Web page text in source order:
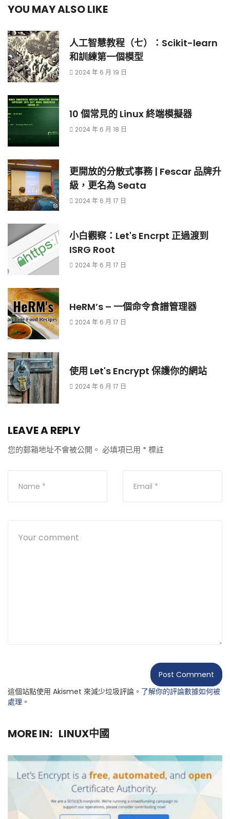
YOU MAY ALSO LIKE
人工智慧教程（七）：Scikit-learn
和訓練第一個模型
2024 年 6 月 19 日
10 個常見的 Linux 終端模擬器
2024 年 6 月 18 日
更開放的分散式事務 | Fescar 品牌升
級，更名為 Seata
2024 年 6 月 17 日
小白觀察：Let's Encrpt 正過渡到
ISRG Root
2024 年 6 月 17 日
HeRM’s – 一個命令食譜管理器
2024 年 6 月 17 日
使用 Let's Encrypt 保護你的網站
2024 年 6 月 17 日
LEAVE A REPLY
您的郵箱地址不會被公開。 必填項已用 * 標註
這個站點使用 Akismet 來減少垃圾評論。 了解你的評論數據如何被
處理 。
MORE IN: LINUX中國